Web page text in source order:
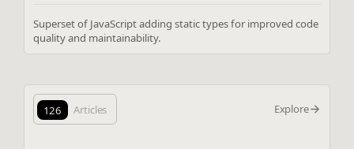
Superset of JavaScript adding static types for improved code
quality and maintainability.
126 Articles Explore